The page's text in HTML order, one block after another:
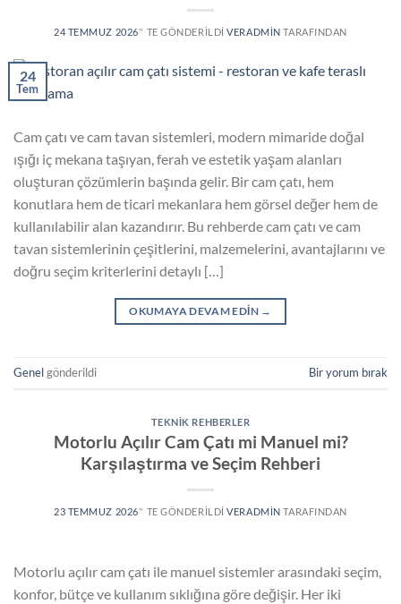
24 TEMMUZ 2026’' TE GÖNDERILDI VERADMIN TARAFINDAN
24
Tem
Cam çatı ve cam tavan sistemleri, modern mimaride doğal
ışığı iç mekana taşıyan, ferah ve estetik yaşam alanları
oluşturan çözümlerin başında gelir. Bir cam çatı, hem
konutlara hem de ticari mekanlara hem görsel değer hem de
kullanılabilir alan kazandırır. Bu rehberde cam çatı ve cam
tavan sistemlerinin çeşitlerini, malzemelerini, avantajlarını ve
doğru seçim kriterlerini detaylı […]
OKUMAYA DEVAM EDIN →
Genelgönderildi Bir yorum bırak
TEKNIK REHBERLER
Motorlu Açılır Cam Çatı mi Manuel mi?
Karşılaştırma ve Seçim Rehberi
23 TEMMUZ 2026’' TE GÖNDERILDI VERADMIN TARAFINDAN
Motorlu açılır cam çatı ile manuel sistemler arasındaki seçim,
konfor, bütçe ve kullanım sıklığına göre değişir. Her iki